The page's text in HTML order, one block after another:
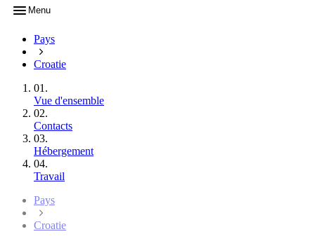
Menu
Pays
Croatie
01.
Vue d'ensemble
02.
Contacts
03.
Hébergement
04.
Travail
Pays
Croatie